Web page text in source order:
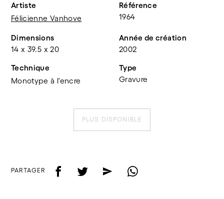
Artiste
Félicienne Vanhove
Référence
1964
Dimensions
14 x 39.5 x 20
Année de création
2002
Technique
Monotype à l'encre
Type
Gravure
PLUS DISPONIBLE
PARTAGER f t e w